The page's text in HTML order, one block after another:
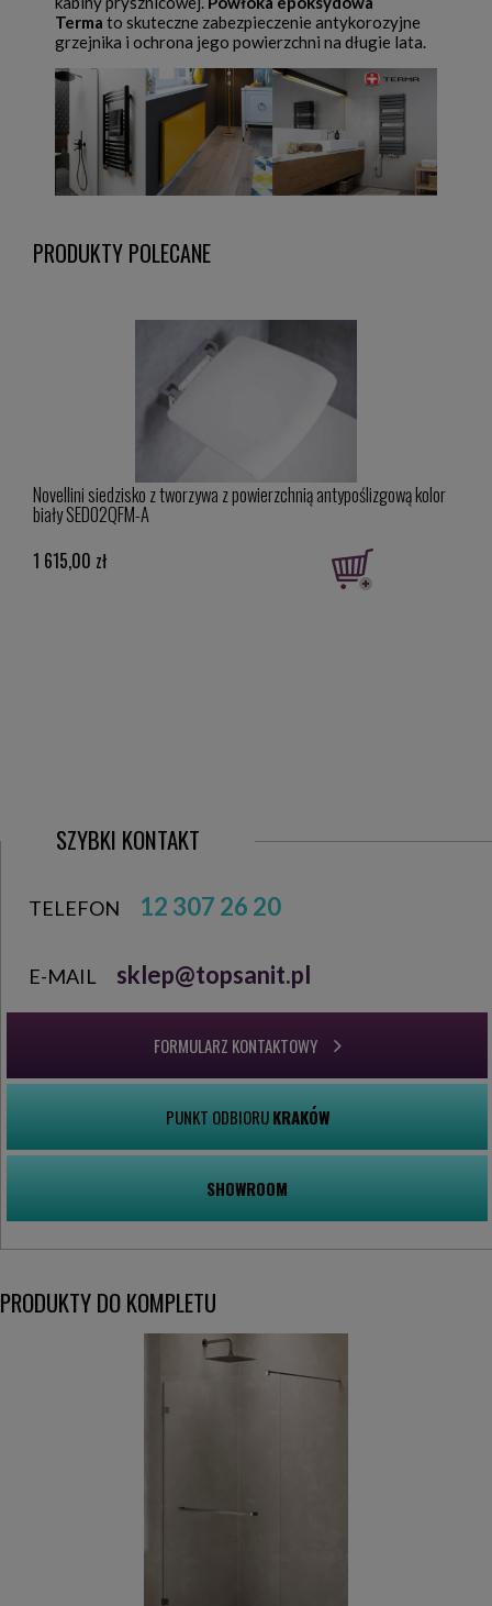
Terma to skuteczne zabezpieczenie antykorozyjne
grzejnika i ochrona jego powierzchni na długie lata.
PRODUKTY POLECANE
Novellini siedzisko z tworzywa z powierzchnią antypoślizgową kolor
biały SED02QFM-A
1 615,00 zł
SZYBKI KONTAKT
TELEFON 12 307 26 20
E-MAIL sklep@topsanit.pl
FORMULARZ KONTAKTOWY
PUNKT ODBIORUKRAKÓW
SHOWROOM
PRODUKTY DO KOMPLETU